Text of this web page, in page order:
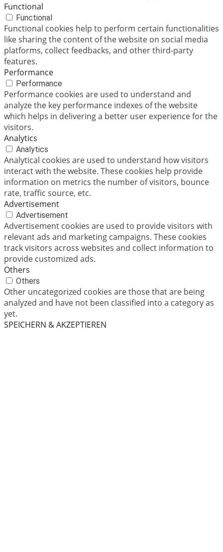
Functional
Functional
Functional cookies help to perform certain functionalities
like sharing the content of the website on social media
platforms, collect feedbacks, and other third-party
features.
Performance
Performance
Performance cookies are used to understand and
analyze the key performance indexes of the website
which helps in delivering a better user experience for the
visitors.
Analytics
Analytics
Analytical cookies are used to understand how visitors
interact with the website. These cookies help provide
information on metrics the number of visitors, bounce
rate, traffic source, etc.
Advertisement
Advertisement
Advertisement cookies are used to provide visitors with
relevant ads and marketing campaigns. These cookies
track visitors across websites and collect information to
provide customized ads.
Others
Others
Other uncategorized cookies are those that are being
analyzed and have not been classified into a category as
yet.
SPEICHERN & AKZEPTIEREN